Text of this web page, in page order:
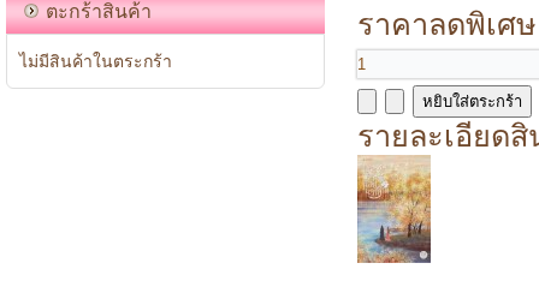
ตะกร้าสินค้า
ไม่มีสินค้าในตระกร้า
ราคาลดพิเศ
รายละเอียด